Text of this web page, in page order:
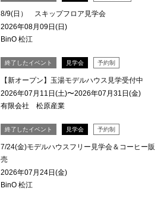
8/9(日） スキップフロア見学会
2026年08月09日(日)
BinO 松江
終了したイベント 見学会 予約制
【新オープン】玉湯モデルハウス見学受付中
2026年07月11日(土)〜2026年07月31日(金)
有限会社 松原産業
終了したイベント 見学会 予約制
7/24(金)モデルハウスフリー見学会＆コーヒー販
売
2026年07月24日(金)
BinO 松江